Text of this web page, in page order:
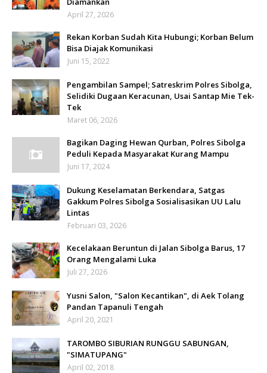
April 27, 2026
Rekan Korban Sudah Kita Hubungi; Korban Belum
Bisa Diajak Komunikasi
Juni 15, 2022
Pengambilan Sampel; Satreskrim Polres Sibolga,
Selidiki Dugaan Keracunan, Usai Santap Mie Tek-
Tek
Maret 06, 2026
Bagikan Daging Hewan Qurban, Polres Sibolga
Peduli Kepada Masyarakat Kurang Mampu
Juni 17, 2024
Dukung Keselamatan Berkendara, Satgas
Gakkum Polres Sibolga Sosialisasikan UU Lalu
Lintas
Februari 03, 2026
Kecelakaan Beruntun di Jalan Sibolga Barus, 17
Orang Mengalami Luka
Juli 27, 2026
Yusni Salon, "Salon Kecantikan", di Aek Tolang
Pandan Tapanuli Tengah
April 20, 2021
TAROMBO SIBURIAN RUNGGU SABUNGAN,
"SIMATUPANG"
April 02, 2018